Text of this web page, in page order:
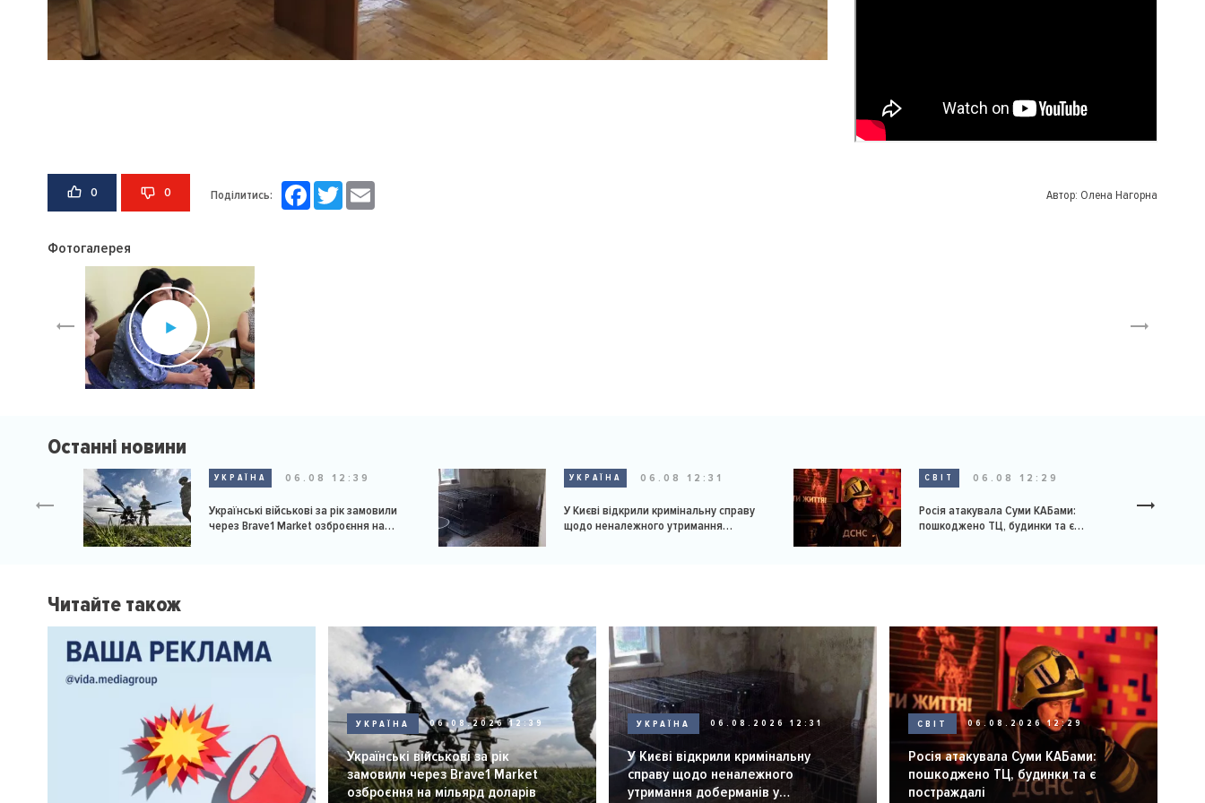
0 0 Поділитись: FacebookTwitter Автор: Олена Нагорна
Фотогалерея
Останні новини
УКРАЇНА 06.08 12:39
Українські військові за рік замовили
через Brave1 Market озброєння на
УКРАЇНА 06.08 12:31
У Києві відкрили кримінальну справу
щодо неналежного утримання
СВІТ 06.08 12:29
Росія атакувала Суми КАБами:
пошкоджено ТЦ, будинки та є
Читайте також
УКРАЇНА 06.08.2026 12:39
Українські військові за рік
замовили через Brave1 Market
озброєння на мільярд доларів
УКРАЇНА 06.08.2026 12:31
У Києві відкрили кримінальну
справу щодо неналежного
утримання доберманів у
СВІТ 06.08.2026 12:29
Росія атакувала Суми КАБами:
пошкоджено ТЦ, будинки та є
постраждалі